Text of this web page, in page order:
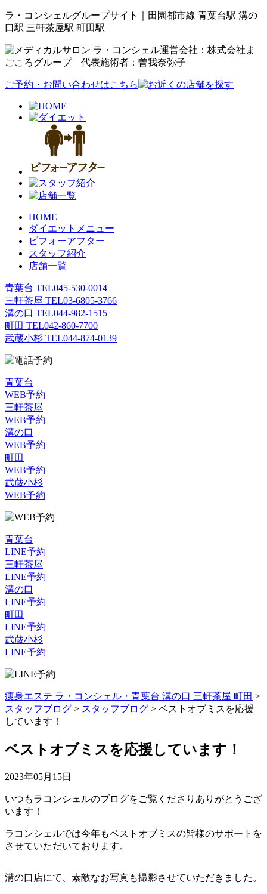
ラ・コンシェルグループサイト｜田園都市線 青葉台駅 溝の
口駅 三軒茶屋駅 町田駅
運営会社：株式会社ま
ごころグループ 代表施術者：曽我奈弥子
ご予約・お問い合わせはこちら
HOME
ダイエットメニュー
ビフォーアフター
スタッフ紹介
店舗一覧
青葉台 TEL045-530-0014
三軒茶屋 TEL03-6805-3766
溝の口 TEL044-982-1515
町田 TEL042-860-7700
武蔵小杉 TEL044-874-0139
青葉台
WEB予約
三軒茶屋
WEB予約
溝の口
WEB予約
町田
WEB予約
武蔵小杉
WEB予約
青葉台
LINE予約
三軒茶屋
LINE予約
溝の口
LINE予約
町田
LINE予約
武蔵小杉
LINE予約
痩身エステ ラ・コンシェル・青葉台 溝の口 三軒茶屋 町田 >
スタッフブログ > スタッフブログ > ベストオブミスを応援
しています！
ベストオブミスを応援しています！
2023年05月15日
いつもラコンシェルのブログをご覧くださりありがとうござ
います！
ラコンシェルでは今年もベストオブミスの皆様のサポートを
させていただいております。
溝の口店にて、素敵なお写真も撮影させていただきました。